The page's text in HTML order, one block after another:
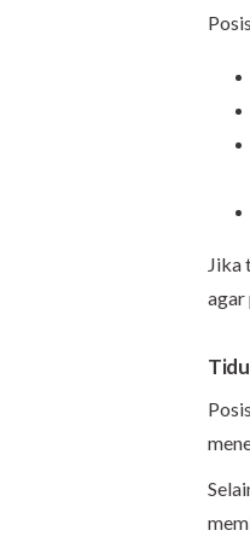
Jika
agar